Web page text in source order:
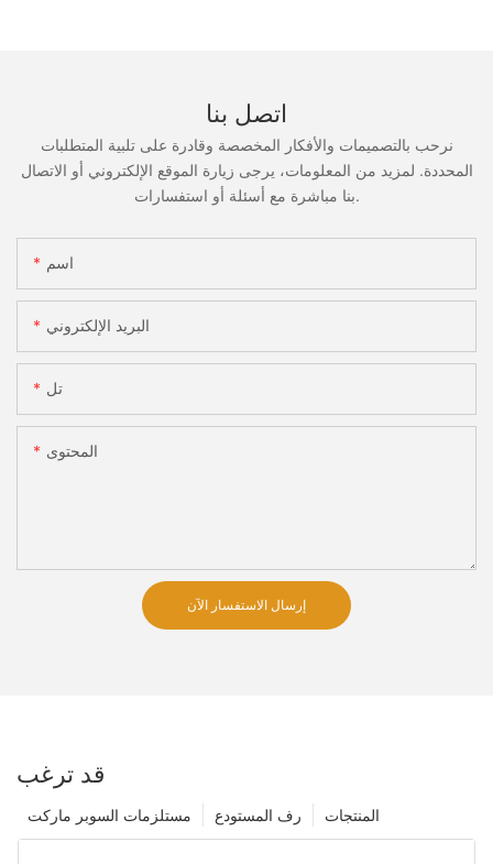
اتصل بنا
نرحب بالتصميمات والأفكار المخصصة وقادرة على تلبية المتطلبات
المحددة. لمزيد من المعلومات، يرجى زيارة الموقع الإلكتروني أو الاتصال
بنا مباشرة مع أسئلة أو استفسارات.
اسم
البريد الإلكتروني
تل
المحتوى
إرسال الاستفسار الآن
قد ترغب
المنتجات رف المستودع مستلزمات السوبر ماركت